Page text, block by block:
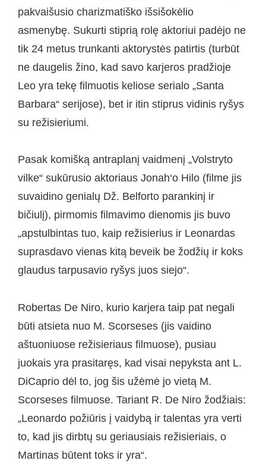
pakvaišusio charizmatiško išsišokėlio
asmenybę. Sukurti stiprią rolę aktoriui padėjo ne
tik 24 metus trunkanti aktorystės patirtis (turbūt
ne daugelis žino, kad savo karjeros pradžioje
Leo yra tekę filmuotis keliose serialo „Santa
Barbara“ serijose), bet ir itin stiprus vidinis ryšys
su režisieriumi.
Pasak komišką antraplanį vaidmenį „Volstryto
vilke“ sukūrusio aktoriaus Jonah‘o Hilo (filme jis
suvaidino genialų Dž. Belforto parankinį ir
bičiulį), pirmomis filmavimo dienomis jis buvo
„apstulbintas tuo, kaip režisierius ir Leonardas
suprasdavo vienas kitą beveik be žodžių ir koks
glaudus tarpusavio ryšys juos siejo“.
Robertas De Niro, kurio karjera taip pat negali
būti atsieta nuo M. Scorseses (jis vaidino
aštuoniuose režisieriaus filmuose), pusiau
juokais yra prasitaręs, kad visai nepyksta ant L.
DiCaprio dėl to, jog šis užėmė jo vietą M.
Scorseses filmuose. Tariant R. De Niro žodžiais:
„Leonardo požiūris į vaidybą ir talentas yra verti
to, kad jis dirbtų su geriausiais režisieriais, o
Martinas būtent toks ir yra“.